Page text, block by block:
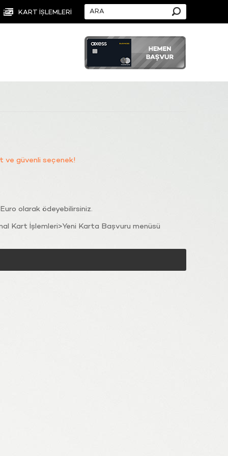
KART İŞLEMLERİ
ve güvenli seçenek!
olarak ödeyebilirsiniz.
Kart İşlemleri>Yeni Karta Başvuru menüsü